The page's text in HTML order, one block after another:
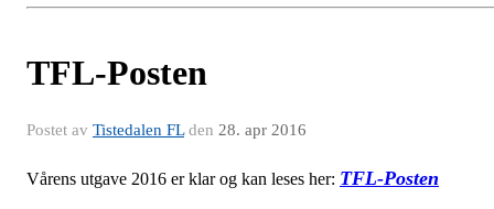
TFL-Posten
Postet av Tistedalen FLden 28. apr 2016
Vårens utgave 2016 er klar og kan leses her: TFL-Posten